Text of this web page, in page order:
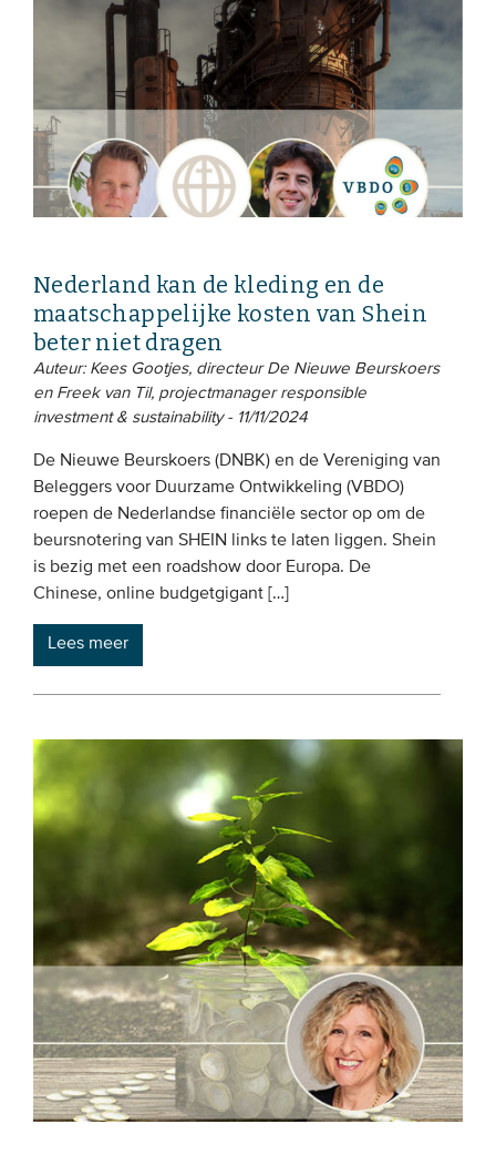
EVENEMENTEN
Van de VBDO
Van leden & partners
MEDIA
Webinars
Video’s
Vereniging
Onze leden
Team
Bestuur
Engagement
Benchmarking
Kennisdeling
CONTACT
UITGEBREID ZOEKEN
Nederland kan de kleding en de
maatschappelijke kosten van Shein
beter niet dragen
Auteur: Kees Gootjes, directeur De Nieuwe Beurskoers
en Freek van Til, projectmanager responsible
investment & sustainability - 11/11/2024
De Nieuwe Beurskoers (DNBK) en de Vereniging van
Beleggers voor Duurzame Ontwikkeling (VBDO)
roepen de Nederlandse financiële sector op om de
beursnotering van SHEIN links te laten liggen. Shein
is bezig met een roadshow door Europa. De
Chinese, online budgetgigant […]
Lees meer